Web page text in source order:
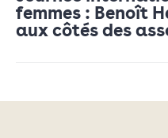
femmes : Benoît
aux côtés des